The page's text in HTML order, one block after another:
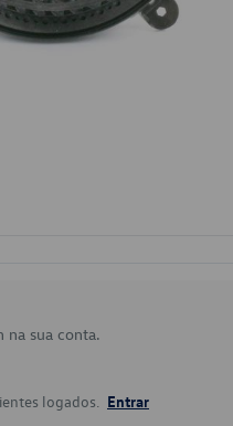
na sua conta.
logados. Entrar